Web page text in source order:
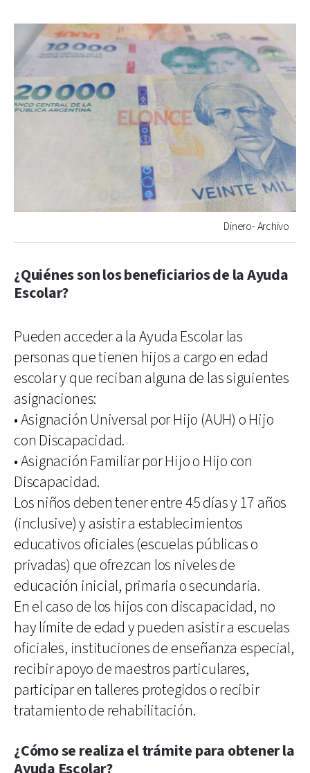
Dinero- Archivo
¿Quiénes son los beneficiarios de la Ayuda
Escolar?
Pueden acceder a la Ayuda Escolar las
personas que tienen hijos a cargo en edad
escolar y que reciban alguna de las siguientes
asignaciones:
• Asignación Universal por Hijo (AUH) o Hijo
con Discapacidad.
• Asignación Familiar por Hijo o Hijo con
Discapacidad.
Los niños deben tener entre 45 días y 17 años
(inclusive) y asistir a establecimientos
educativos oficiales (escuelas públicas o
privadas) que ofrezcan los niveles de
educación inicial, primaria o secundaria.
En el caso de los hijos con discapacidad, no
hay límite de edad y pueden asistir a escuelas
oficiales, instituciones de enseñanza especial,
recibir apoyo de maestros particulares,
participar en talleres protegidos o recibir
tratamiento de rehabilitación.
¿Cómo se realiza el trámite para obtener la
Ayuda Escolar?